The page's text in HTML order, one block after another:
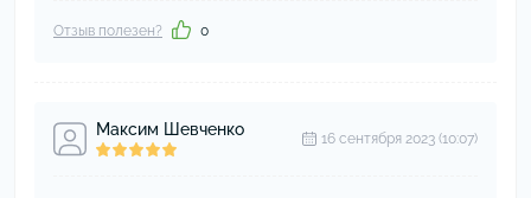
Отзыв полезен? 0
Максим Шевченко 16 сентября 2023 (10:07)